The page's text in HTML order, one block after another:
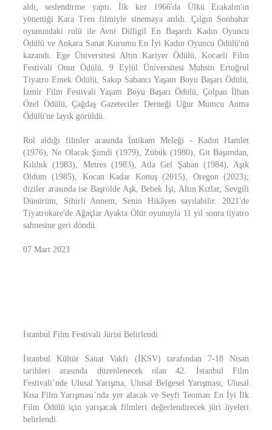
aldı, seslendirme yaptı. İlk kez 1966'da Ülkü Erakalın'ın
yönettiği Kara Tren filmiyle sinemaya atıldı. Çılgın Sonbahar
oyunundaki rolü ile Avni Dilligil En Başarılı Kadın Oyuncu
Ödülü ve Ankara Sanat Kurumu En İyi Kadın Oyuncu Ödülü'nü
kazandı. Ege Üniversitesi Altın Kariyer Ödülü, Kocaeli Film
Festivali Onur Ödülü, 9 Eylül Üniversitesi Muhsin Ertuğrul
Tiyatro Emek Ödülü, Sakıp Sabancı Yaşam Boyu Başarı Ödülü,
İzmir Film Festivali Yaşam Boyu Başarı Ödülü, Çolpan İlhan
Özel Ödülü, Çağdaş Gazeteciler Derneği Uğur Mumcu Anma
Ödülü'ne layık görüldü.
Rol aldığı filmler arasında İntikam Meleği - Kadın Hamlet
(1976), Ne Olacak Şimdi (1979), Zübük (1980), Git Başımdan,
Kılıbık (1983), Metres (1983), Atla Gel Şaban (1984), Aşık
Oldum (1985), Kocan Kadar Konuş (2015), Oregon (2023);
diziler arasında ise Başrolde Aşk, Bebek İşi, Altın Kızlar, Sevgili
Dünürüm, Sihirli Annem, Senin Hikâyen sayılabilir. 2021'de
Tiyatrokare'de Ağaçlar Ayakta Ölür oyunuyla 11 yıl sonra tiyatro
sahnesine geri döndü.
07 Mart 2023
İstanbul Film Festivali Jürisi Belirlendi
İstanbul Kültür Sanat Vakfı (İKSV) tarafından 7-18 Nisan
tarihleri arasında düzenlenecek olan 42. İstanbul Film
Festivali’nde Ulusal Yarışma, Ulusal Belgesel Yarışması, Ulusal
Kısa Film Yarışması’nda yer alacak ve Seyfi Teoman En İyi İlk
Film Ödülü için yarışacak filmleri değerlendirecek jüri üyeleri
belirlendi.